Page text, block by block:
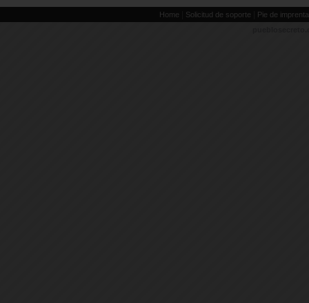
Home Solicitud de soporte Pie de imprenta